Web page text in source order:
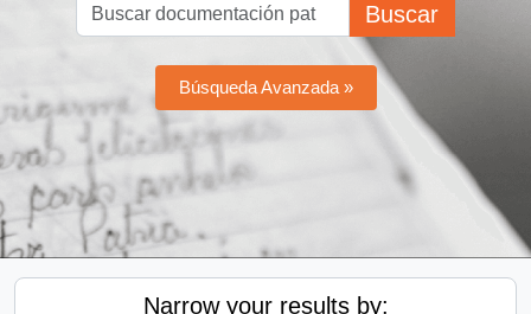
Buscar
Búsqueda Avanzada »
Narrow your results by: